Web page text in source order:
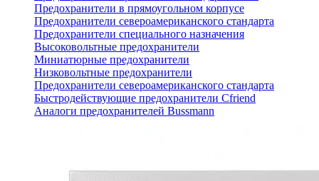
Предохранители в прямоугольном корпусе
Предохранители североамериканского стандарта
Предохранители специального назначения
Высоковольтные предохранители
Миниатюрные предохранители
Низковольтные предохранители
Предохранители североамериканского стандарта
Быстродействующие предохранители Cfriend
Аналоги предохранителей Bussmann